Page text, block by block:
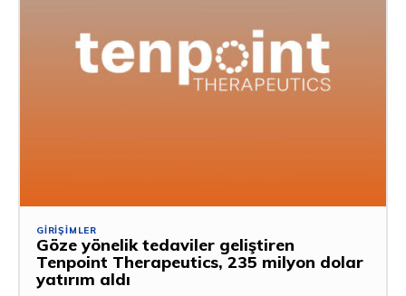
GIRIŞIMLER
Göze yönelik tedaviler geliştiren
Tenpoint Therapeutics, 235 milyon dolar
yatırım aldı